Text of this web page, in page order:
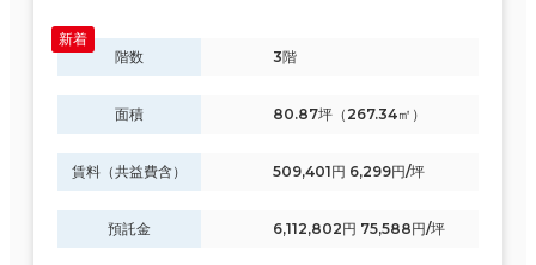
階数 3階
面積 80.87坪（267.34㎡）
賃料（共益費含） 509,401円 6,299円/坪
預託金 6,112,802円 75,588円/坪